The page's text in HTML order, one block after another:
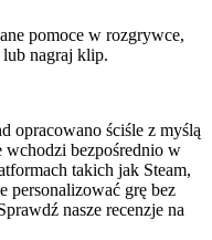
pomoce w rozgrywce,
nagraj klip.
opracowano ściśle z myślą
wchodzi bezpośrednio w
takich jak Steam,
personalizować grę bez
nasze recenzje na